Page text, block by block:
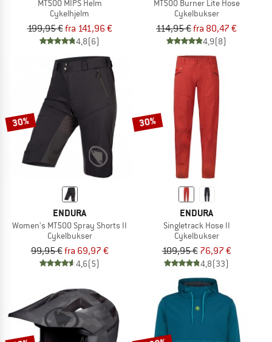
MT500 MIPS Helm
Cykelhjelm
199,95 €fra 141,96 €
4,8(6)
MT500 Burner Lite Hose
Cykelbukser
114,95 €fra 80,47 €
4,9(8)
30%
ENDURA
Women's MT500 Spray Shorts II
Cykelbukser
99,95 €fra 69,97 €
4,6(5)
30%
ENDURA
Singletrack Hose II
Cykelbukser
109,95 € 76,97 €
4,8(33)